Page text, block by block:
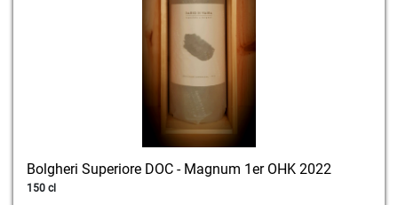
Bolgheri Superiore DOC - Magnum 1er OHK 2022
150 cl